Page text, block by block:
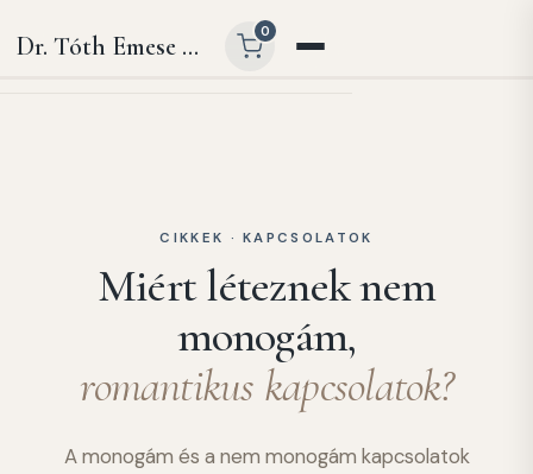
Dr. Tóth Emese Ágnes 0
CIKKEK · KAPCSOLATOK
Miért léteznek nem
monogám,
romantikus kapcsolatok?
A monogám és a nem monogám kapcsolatok